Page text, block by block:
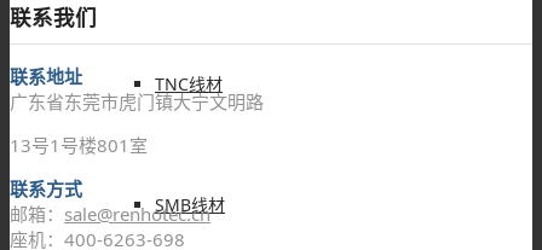
TNC线材
SMB线材
联系我们
联系地址
广东省东莞市虎门镇大宁文明路
13号1号楼801室
联系方式
邮箱： sale@renhotec.cn
座机：400-6263-698